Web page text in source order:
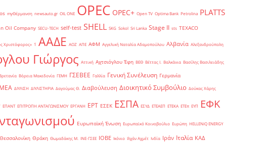
myΘέρμανση newsauto.gr OIL ONE OPEC OPEC+ Open TV Optima Bank Petrolina PLATTS
Oil Company SECU-TECH self-test SHELL SKG Sokol Sri Lanka Stage II sts TEXACO
Χριστόφορος» ΄1 ΑΑΔΕ ΑΟΖ ΑΠΕ ΑΦΜ Αγγελική Ναταλία Αδαμοπούλου Αλβανία Αλεξανδρούπολη
Γιώργος Αττική Αχτσιόγλου Έφη ΒΕΘ Βέττας Ι. Βαλκάνια Βασίλης Βασιλειάδης
Βόρεια Μακεδονία ΓΕΜΗ ΓΣΕΒΕΕ Γαλλία Γενική Συνέλευση Γερμανία
ΔΙΥΛΙΣΗ ΔΙΥΛΙΣΤΗΡΙΑ Δαγούμας Θ. Διαβούλευση Διοικητικό Συμβούλιο Δούκας Χάρης
ΕΠΑΝΤ ΕΠΙΤΡΟΠΗ ΑΝΤΑΓΩΝΙΣΜΟΥ ΕΡΓΑΝΗ ΕΡΤ ΕΣΕΚ ΕΣΠΑ ΕΣΥΔ ΕΤΕΑΕΠ ΕΤΕΚΑ ΕΤΕπ ΕΥΠ ΕΦΚ
Ευρωπαϊκή Ένωση Ευρωπαϊκό Κοινοβούλιο Ευρώπη ΗELLENiQ ENERGY
Θεσσαλονίκη Θράκη Θωμαδάκης Μ. ΙΝΕ-ΓΣΕΕ ΙΟΒΕ Ικόνιο Ιλχάν Αχμέτ Ινδία Ιράν Ιταλία ΚΑΔ